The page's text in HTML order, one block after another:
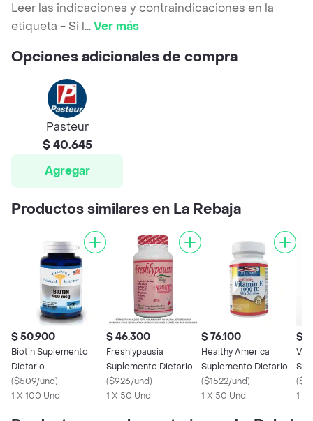
Leer las indicaciones y contraindicaciones en la
etiqueta - Si l...Ver más
Opciones adicionales de compra
Pasteur
$ 40.645
Agregar
Productos similares en La Rebaja
$ 50.900
Biotin Suplemento
Dietario
($509/und)
1 X 100 Und
$ 46.300
Freshlypausia
Suplemento Dietario
(50 mg) 50 Cápsulas
($926/und)
1 X 50 Und
$ 76.100
Healthy America
Suplemento Dietario
de Vitamina E
($1522/und)
1 X 50 Und
$
(
1 X